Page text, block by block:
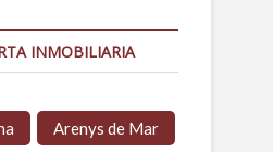
INMOBILIARIA
Arenys de Mar